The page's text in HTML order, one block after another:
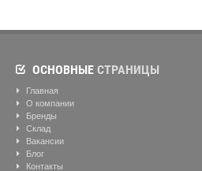
ОСНОВНЫЕ СТРАНИЦЫ
Главная
О компании
Бренды
Склад
Вакансии
Блог
Контакты